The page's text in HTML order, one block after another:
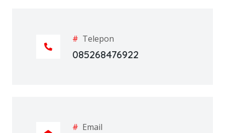
# Telepon
085268476922
# Email